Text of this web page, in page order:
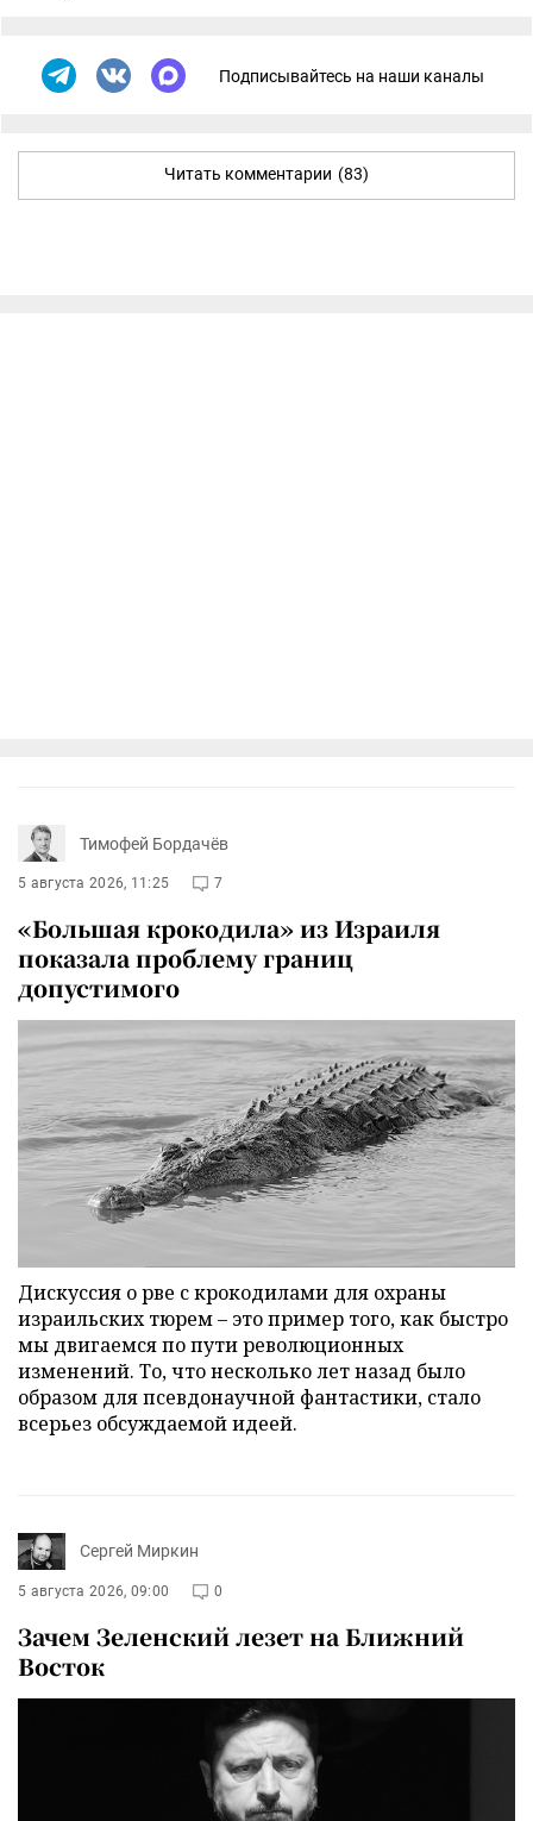
Подписывайтесь на наши каналы
Читать комментарии (83)
Тимофей Бордачёв
5 августа 2026, 11:25 7
«Большая крокодила» из Израиля
показала проблему границ
допустимого
Дискуссия о рве с крокодилами для охраны
израильских тюрем – это пример того, как быстро
мы двигаемся по пути революционных
изменений. То, что несколько лет назад было
образом для псевдонаучной фантастики, стало
всерьез обсуждаемой идеей.
Сергей Миркин
5 августа 2026, 09:00 0
Зачем Зеленский лезет на Ближний
Восток